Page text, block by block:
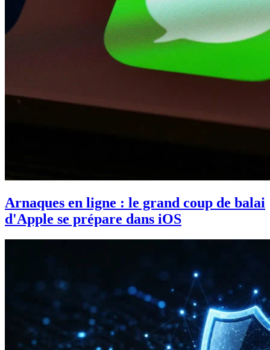
Arnaques en ligne : le grand coup de balai
d'Apple se prépare dans iOS